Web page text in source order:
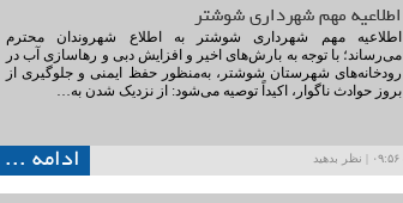
اطلاعیه مهم شهرداری شوشتر
اطلاعیه مهم شهرداری شوشتر به اطلاع شهروندان محترم
می‌رساند؛ با توجه به بارش‌های اخیر و افزایش دبی و رهاسازی آب در
رودخانه‌های شهرستان شوشتر، به‌منظور حفظ ایمنی و جلوگیری از
بروز حوادث ناگوار، اکیداً توصیه می‌شود: از نزدیک شدن به…
نظر بدهید ادامه ...